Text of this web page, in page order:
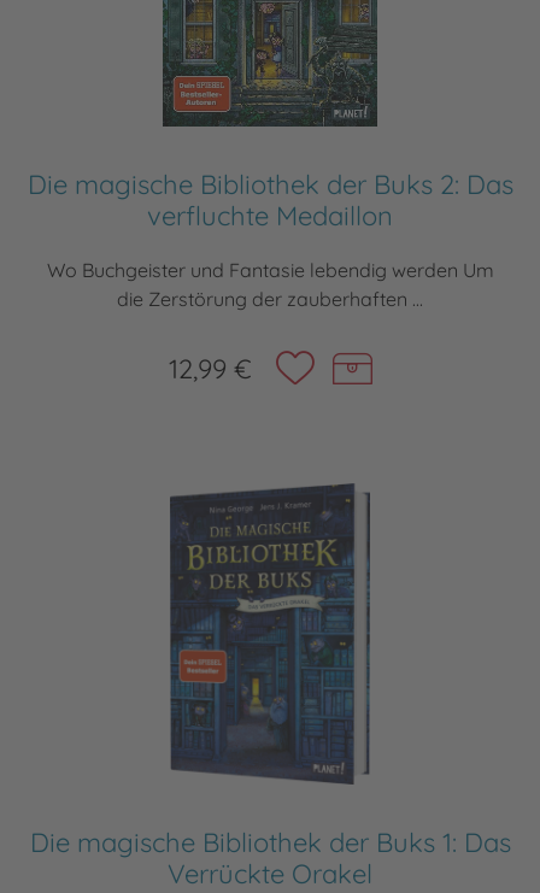
Die magische Bibliothek der Buks 2: Das
verfluchte Medaillon
Wo Buchgeister und Fantasie lebendig werden Um
die Zerstörung der zauberhaften ...
12,99 €
Die magische Bibliothek der Buks 1: Das
Verrückte Orakel